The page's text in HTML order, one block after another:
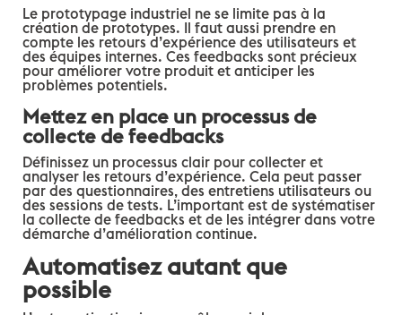
Le prototypage industriel ne se limite pas à la
création de prototypes. Il faut aussi prendre en
compte les retours d’expérience des utilisateurs et
des équipes internes. Ces feedbacks sont précieux
pour améliorer votre produit et anticiper les
problèmes potentiels.
Mettez en place un processus de
collecte de feedbacks
Définissez un processus clair pour collecter et
analyser les retours d’expérience. Cela peut passer
par des questionnaires, des entretiens utilisateurs ou
des sessions de tests. L’important est de systématiser
la collecte de feedbacks et de les intégrer dans votre
démarche d’amélioration continue.
Automatisez autant que
possible